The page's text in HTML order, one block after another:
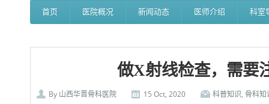
首页 医院概况 新闻动态 医师介绍 科室
做X射线检查，需要
By 山西华晋骨科医院 15 Oct, 2020 科普知识, 骨科知